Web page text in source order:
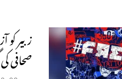
زبیر
صحافی